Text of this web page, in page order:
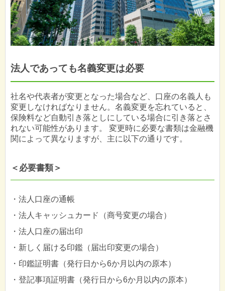
法人であっても名義変更は必要
社名や代表者が変更となった場合など、口座の名義人も
変更しなければなりません。名義変更を忘れていると、
保険料など自動引き落としにしている場合に引き落とさ
れない可能性があります。 変更時に必要な書類は金融機
関によって異なりますが、主に以下の通りです。
＜必要書類＞
・法人口座の通帳
・法人キャッシュカード（商号変更の場合）
・法人口座の届出印
・新しく届ける印鑑（届出印変更の場合）
・印鑑証明書（発行日から6か月以内の原本）
・登記事項証明書（発行日から6か月以内の原本）